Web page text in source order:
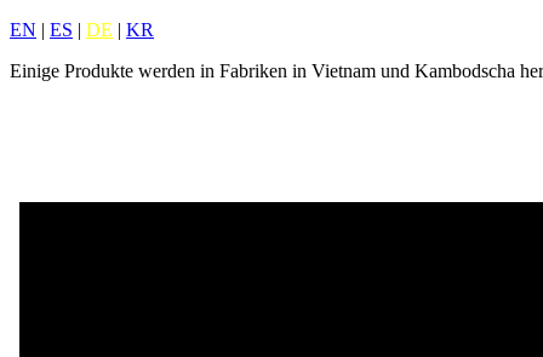
EN | ES | DE | KR
Einige Produkte werden in Fabriken in Vietnam und Kambodscha